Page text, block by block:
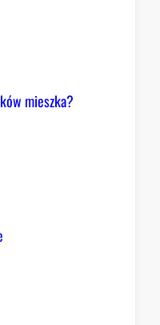
mieszka?